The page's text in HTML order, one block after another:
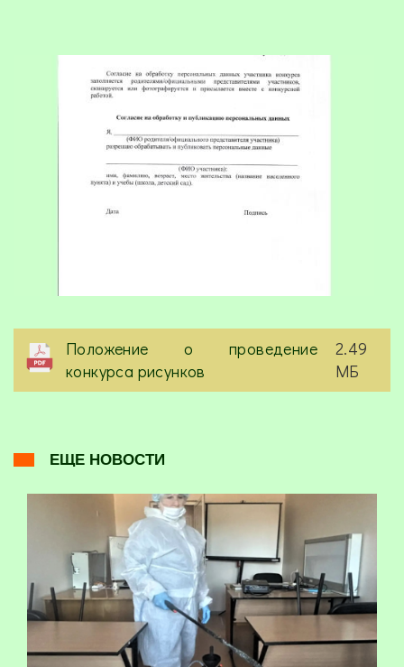
Положение о проведение
конкурса рисунков
2.49
МБ
ЕЩЕ НОВОСТИ